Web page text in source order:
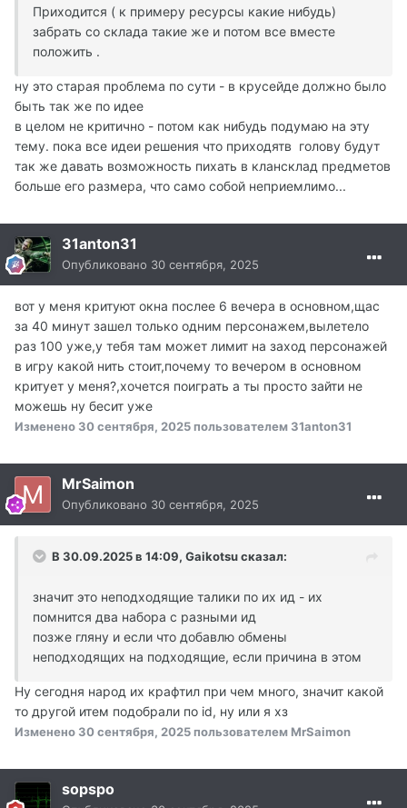
Приходится ( к примеру ресурсы какие нибудь)
забрать со склада такие же и потом все вместе
положить .
ну это старая проблема по сути - в крусейде должно было
быть так же по идее
в целом не критично - потом как нибудь подумаю на эту
тему. пока все идеи решения что приходятв голову будут
так же давать возможность пихать в клансклад предметов
больше его размера, что само собой неприемлимо...
31anton31
Опубликовано 30 сентября, 2025
вот у меня критуют окна послее 6 вечера в основном,щас
за 40 минут зашел только одним персонажем,вылетело
раз 100 уже,у тебя там может лимит на заход персонажей
в игру какой нить стоит,почему то вечером в основном
критует у меня?,хочется поиграть а ты просто зайти не
можешь ну бесит уже
Изменено 30 сентября, 2025пользователем 31anton31
MrSaimon
Опубликовано 30 сентября, 2025
В 30.09.2025 в 14:09, Gaikotsuсказал:
значит это неподходящие талики по их ид - их
помнится два набора с разными ид
позже гляну и если что добавлю обмены
неподходящих на подходящие, если причина в этом
Ну сегодня народ их крафтил при чем много, значит какой
то другой итем подобрали по id, ну или я хз
Изменено 30 сентября, 2025пользователем MrSaimon
sopspo